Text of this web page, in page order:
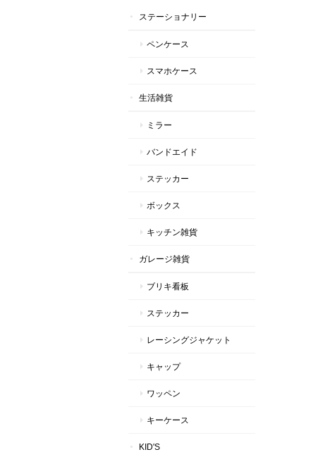
ステーショナリー
ペンケース
スマホケース
生活雑貨
ミラー
バンドエイド
ステッカー
ボックス
キッチン雑貨
ガレージ雑貨
ブリキ看板
ステッカー
レーシングジャケット
キャップ
ワッペン
キーケース
KID'S